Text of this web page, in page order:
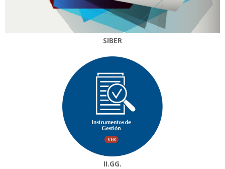
SIBER
II.GG.